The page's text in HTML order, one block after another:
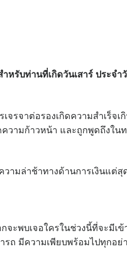
ำหรับท่านที่เกิดวันเสาร์ ประจ
จรจาต่อรองเกิดความสำเร็จ
ความก้าวหน้า และถูกพูดถึงใน
ามล่าช้าทางด้านการเงินแต่สุ
จะพบเจอใครในช่วงนี้ที่จะมีเ
รถ มีความเพียบพร้อมไปทุกอย่